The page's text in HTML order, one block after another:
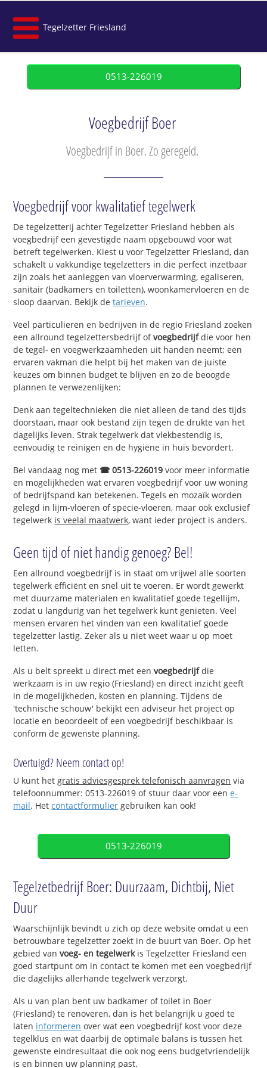
Tegelzetter Friesland
0513-226019
Voegbedrijf Boer
Voegbedrijf in Boer. Zo geregeld.
Voegbedrijf voor kwalitatief tegelwerk
De tegelzetterij achter Tegelzetter Friesland hebben als
voegbedrijf een gevestigde naam opgebouwd voor wat
betreft tegelwerken. Kiest u voor Tegelzetter Friesland, dan
schakelt u vakkundige tegelzetters in die perfect inzetbaar
zijn zoals het aanleggen van vloerverwarming, egaliseren,
sanitair (badkamers en toiletten), woonkamervloeren en de
sloop daarvan. Bekijk detarieven.
Veel particulieren en bedrijven in de regio Friesland zoeken
een allround tegelzettersbedrijf ofvoegbedrijfdie voor hen
de tegel- en voegwerkzaamheden uit handen neemt; een
ervaren vakman die helpt bij het maken van de juiste
keuzes om binnen budget te blijven en zo de beoogde
plannen te verwezenlijken:
Denk aan tegeltechnieken die niet alleen de tand des tijds
doorstaan, maar ook bestand zijn tegen de drukte van het
dagelijks leven. Strak tegelwerk dat vlekbestendig is,
eenvoudig te reinigen en de hygiëne in huis bevordert.
Bel vandaag nog met ☎ 0513-226019 voor meer informatie
en mogelijkheden wat ervaren voegbedrijf voor uw woning
of bedrijfspand kan betekenen. Tegels en mozaïk worden
gelegd in lijm-vloeren of specie-vloeren, maar ook exclusief
tegelwerk is veelal maatwerk, want ieder project is anders.
Geen tijd of niet handig genoeg? Bel!
Een allround voegbedrijf is in staat om vrijwel alle soorten
tegelwerk efficiënt en snel uit te voeren. Er wordt gewerkt
met duurzame materialen en kwalitatief goede tegellijm,
zodat u langdurig van het tegelwerk kunt genieten. Veel
mensen ervaren het vinden van een kwalitatief goede
tegelzetter lastig. Zeker als u niet weet waar u op moet
letten.
Als u belt spreekt u direct met eenvoegbedrijfdie
werkzaam is in uw regio (Friesland) en direct inzicht geeft
in de mogelijkheden, kosten en planning. Tijdens de
'technische schouw' bekijkt een adviseur het project op
locatie en beoordeelt of een voegbedrijf beschikbaar is
conform de gewenste planning.
Overtuigd? Neem contact op!
U kunt hetgratis adviesgesprek telefonisch aanvragen via
telefoonnummer: 0513-226019 of stuur daar voor eene-
mail. Hetcontactformulier gebruiken kan ook!
0513-226019
Tegelzetbedrijf Boer: Duurzaam, Dichtbij, Niet
Duur
Waarschijnlijk bevindt u zich op deze website omdat u een
betrouwbare tegelzetter zoekt in de buurt van Boer. Op het
gebied van voeg- en tegelwerkis Tegelzetter Friesland een
goed startpunt om in contact te komen met een voegbedrijf
die dagelijks allerhande tegelwerk verzorgt.
Als u van plan bent uw badkamer of toilet in Boer
(Friesland) te renoveren, dan is het belangrijk u goed te
laten informeren over wat een voegbedrijf kost voor deze
tegelklus en wat daarbij de optimale balans is tussen het
gewenste eindresultaat die ook nog eens budgetvriendelijk
is en binnen uw planning past.